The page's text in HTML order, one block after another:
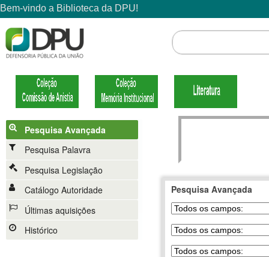
Pesquisa Avançada
Pesquisa Palavra
Pesquisa Legislação
Catálogo Autoridade
Últimas aquisições
Histórico
Pesquisa Avançada